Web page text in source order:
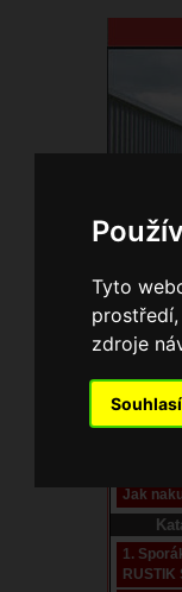
Tyto
zdroje
Nové
Jak
1.
RUSTIK